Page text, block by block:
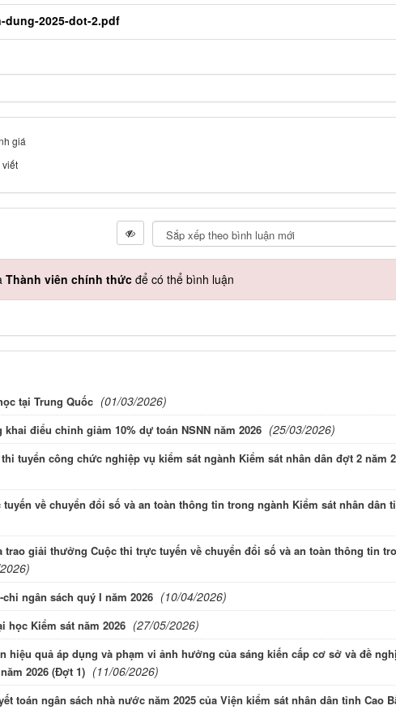
2025-dot-2.pdf
giá
Thành viên chính thức để có thể bình luận
tại Trung Quốc (01/03/2026)
điểu chỉnh giảm 10% dự toán NSNN năm 2026 (25/03/2026)
tuyển công chức nghiệp vụ kiểm sát ngành Kiểm sát nhân dân đợt 2 năm
về chuyển đổi số và an toàn thông tin trong ngành Kiểm sát nhân dân
trao giải thưởng Cuộc thi trực tuyến về chuyển đổi số và an toàn thông tin
ngân sách quý I năm 2026 (10/04/2026)
học Kiểm sát năm 2026 (27/05/2026)
hiệu quả áp dụng và phạm vi ảnh hưởng của sáng kiến cấp cơ sở và đề
2026 (Đợt 1) (11/06/2026)
toán ngân sách nhà nước năm 2025 của Viện kiểm sát nhân dân tỉnh Cao